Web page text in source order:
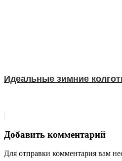
Идеальные зимние
Добавить комментарий
Для отправки комментария вам